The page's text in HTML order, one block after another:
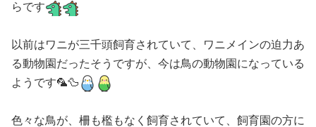
らです
以前はワニが三千頭飼育されていて、ワニメインの迫力あ
る動物園だったそうですが、今は鳥の動物園になっている
ようです🦜🦆
色々な鳥が、柵も檻もなく飼育されていて、飼育園の方に